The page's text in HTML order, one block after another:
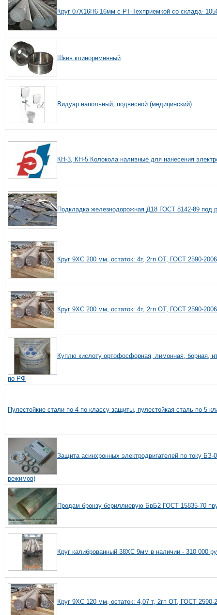
Круг 07Х16Н6 16мм с РТ-Техприемкой со склада-
Шкив клиноременный
Видуар напольный, подвесной (медицинский)
КН-3, КН-5 Колокола наливные для нанесения
Подкладка железнодорожная Д18 ГОСТ 8142-89 под
Круг 9ХС 200 мм, остаток: 4т, 2гп ОТ, ГОСТ 2590-
Круг 9ХС 200 мм, остаток: 4т, 2гп ОТ, ГОСТ 2590-
Куплю кислоту ортофосфорная, лимонная, борная,
по РФ
Пулестойкие стали по 4 по классу защиты, пулестойкая сталь по 5
Защита асинхронных электродвигателей по току
режимов)
Продам бронзу бериллиевую БрБ2 ГОСТ 15835-70
Круг калиброванный 38ХС 9мм в наличии - 310 000
Круг 9ХС 120 мм, остаток: 4,07 т, 2гп ОТ, ГОСТ 2590-